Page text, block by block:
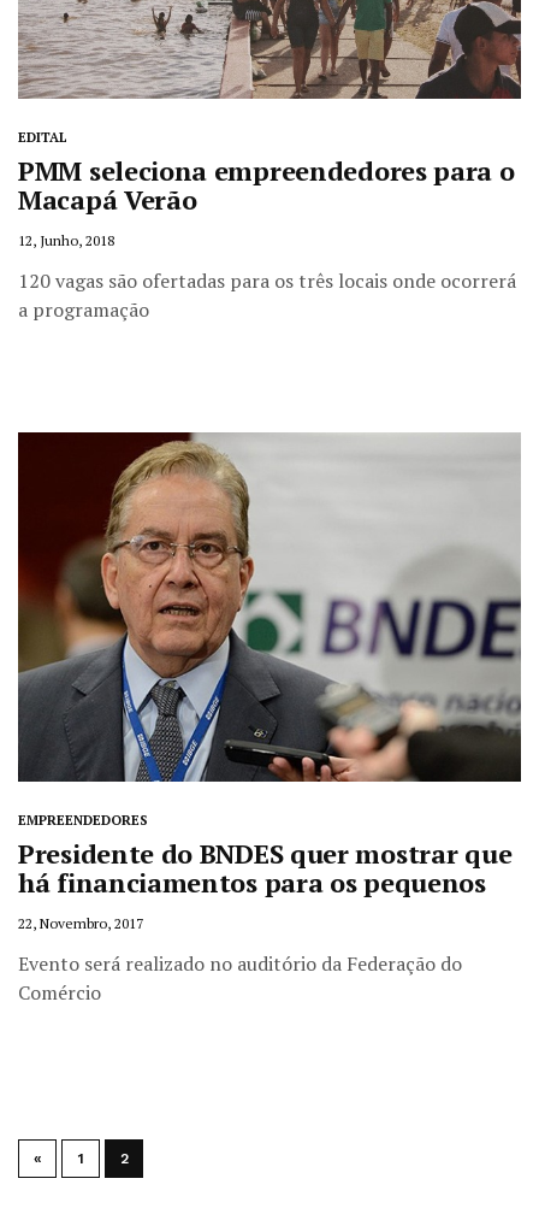
EDITAL
PMM seleciona empreendedores para o
Macapá Verão
12, Junho, 2018
120 vagas são ofertadas para os três locais onde ocorrerá
a programação
EMPREENDEDORES
Presidente do BNDES quer mostrar que
há financiamentos para os pequenos
22, Novembro, 2017
Evento será realizado no auditório da Federação do
Comércio
« 1 2